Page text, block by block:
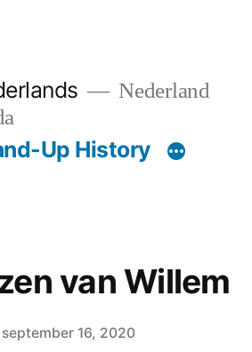
Nederland
Up History
van Willem
september 16, 2020